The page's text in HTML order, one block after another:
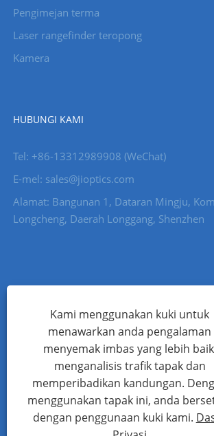
Pengimejan terma
Laser rangefinder teropong
Kamera
HUBUNGI KAMI
Tel: +86-13312989908 (WeChat)
E-mel: sales@jioptics.com
Alamat: Bangunan 1, Dataran Mingju,
Longcheng, Daerah Longgang, Shenzhen
Hak Cipta © 2022 Shenzhen Jioptics Technology
Julat Laser, Kamera Zoom MWIR - Hak Cipta
Kami menggunakan kuki untuk
menawarkan anda pengalaman
menyemak imbas yang lebih
menganalisis trafik tapak dan
memperibadikan kandungan.
menggunakan tapak ini, anda
dengan penggunaan kuki kami.